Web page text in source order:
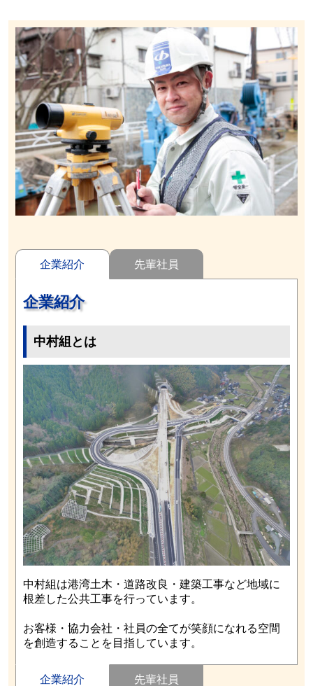
企業紹介 先輩社員
企業紹介
中村組とは
中村組は港湾土木・道路改良・建築工事など地域に
根差した公共工事を行っています。
お客様・協力会社・社員の全てが笑顔になれる空間
を創造することを目指しています。
企業紹介 先輩社員